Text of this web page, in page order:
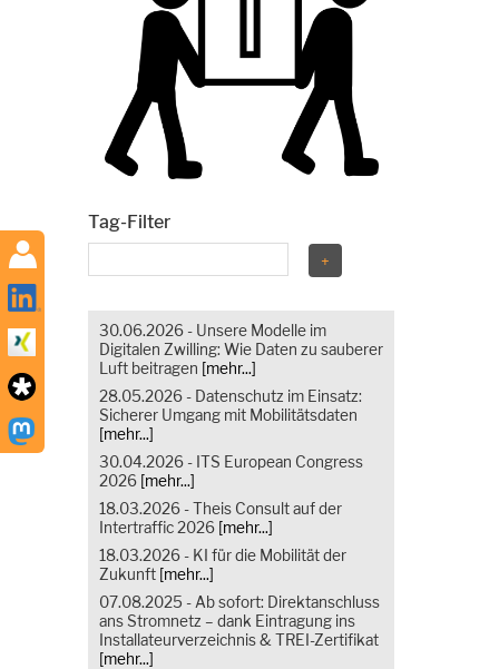
Tag-Filter
30.06.2026 - Unsere Modelle im
Digitalen Zwilling: Wie Daten zu sauberer
Luft beitragen [mehr...]
28.05.2026 - Datenschutz im Einsatz:
Sicherer Umgang mit Mobilitätsdaten
[mehr...]
30.04.2026 - ITS European Congress
2026 [mehr...]
18.03.2026 - Theis Consult auf der
Intertraffic 2026 [mehr...]
18.03.2026 - KI für die Mobilität der
Zukunft [mehr...]
07.08.2025 - Ab sofort: Direktanschluss
ans Stromnetz – dank Eintragung ins
Installateurverzeichnis & TREI-Zertifikat
[mehr...]